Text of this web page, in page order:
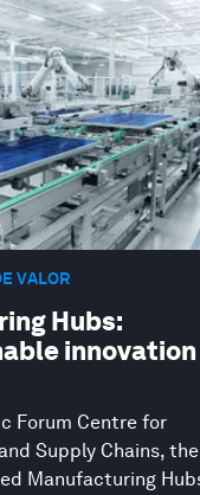
VALOR
Hubs:
innovation
Forum Centre for
Supply Chains, the
Manufacturing